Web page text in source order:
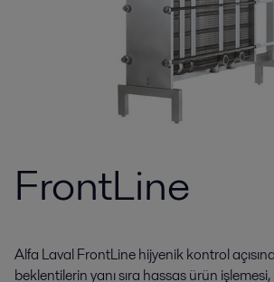
FrontLine
Alfa Laval FrontLine hijyenik kontrol
beklentilerin yanı sıra hassas ürün